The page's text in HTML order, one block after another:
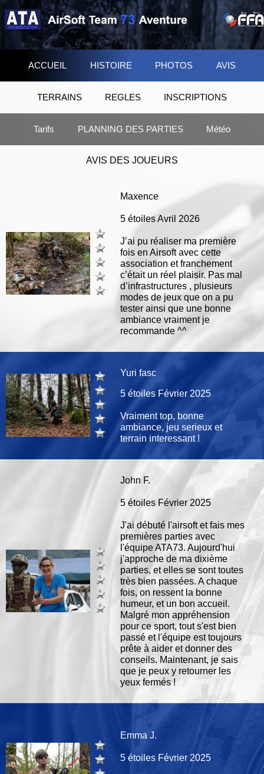
ACCUEIL HISTOIRE PHOTOS AVIS
TERRAINS REGLES INSCRIPTIONS
Tarifs PLANNING DES PARTIES Météo
AVIS DES JOUEURS
Maxence
5 étoiles Avril 2026
J’ai pu réaliser ma première
fois en Airsoft avec cette
association et franchement
c’était un réel plaisir. Pas mal
d’infrastructures , plusieurs
modes de jeux que on a pu
tester ainsi que une bonne
ambiance vraiment je
recommande ^^
Yuri fasc
5 étoiles Février 2025
Vraiment top, bonne
ambiance, jeu serieux et
terrain interessant !
John F.
5 étoiles Février 2025
J'ai débuté l'airsoft et fais mes
premières parties avec
l'équipe ATA73. Aujourd'hui
j'approche de ma dixième
parties, et elles se sont toutes
très bien passées. A chaque
fois, on ressent la bonne
humeur, et un bon accueil.
Malgré mon appréhension
pour ce sport, tout s'est bien
passé et l'équipe est toujours
prête à aider et donner des
conseils. Maintenant, je sais
que je peux y retourner les
yeux fermés !
Emma J.
5 étoiles Février 2025